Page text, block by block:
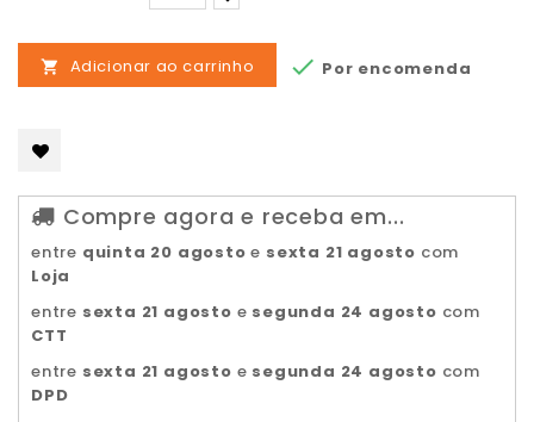
 Adicionar ao carrinho  Por encomenda
Compre agora e receba em...
entre quinta 20 agosto e sexta 21 agosto com
Loja
entre sexta 21 agosto e segunda 24 agosto com
CTT
entre sexta 21 agosto e segunda 24 agosto com
DPD